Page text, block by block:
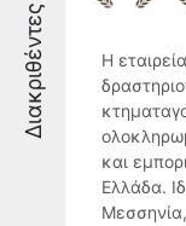
Διακριθέντες
Η
και
Ελλάδα.